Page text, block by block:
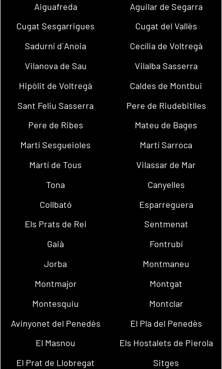
Aiguafreda
Aguilar de Segarra
Cugat Sesgarrigues
Cugat del Vallès
Sadurní d´Anoia
Cecília de Voltregà
Vilanova de Sau
Vilalba Sasserra
Hipòlit de Voltregà
Caldes de Montbui
Sant Feliu Sasserra
Pere de Riudebitlles
Pere de Ribes
Mateu de Bages
Martí Sesgueioles
Martí Sarroca
Martí de Tous
Vilassar de Mar
Tona
Canyelles
Collbató
Esparreguera
Els Prats de Rei
Sentmenat
Gaià
Fontrubí
Jorba
Montmaneu
Montmajor
Montgat
Montesquiu
Montclar
Avinyonet del Penedès
El Pla del Penedès
El Masnou
Els Hostalets de Pierola
El Prat de Llobregat
Sitges